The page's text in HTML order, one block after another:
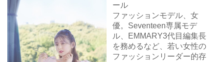
ール
ファッションモデル、女
優。Seventeen専属モデ
ル、EMMARY3代目編集長
を務めるなど、若い女性の
ファッションリーダー的存